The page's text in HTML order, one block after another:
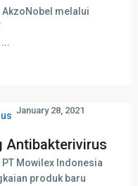
melalui
...
Antibakterivirus
January 28, 2021
Mowilex Indonesia
produk baru